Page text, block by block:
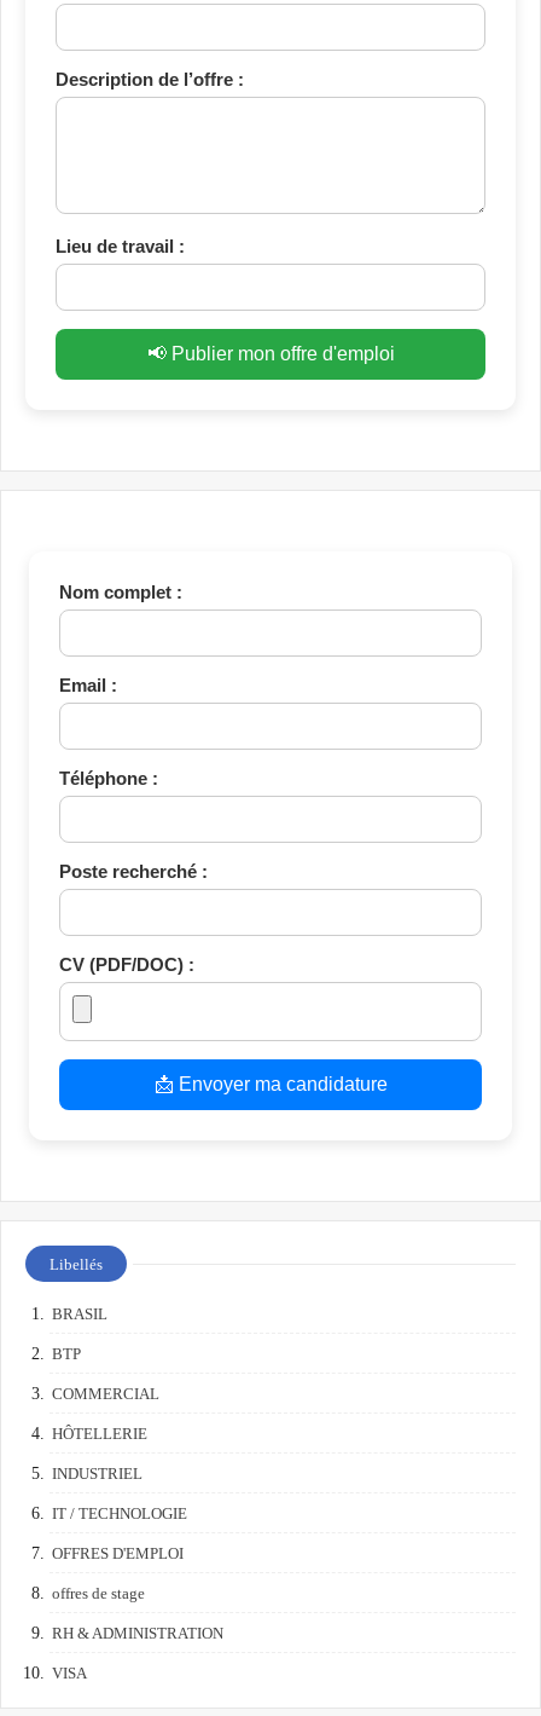
Description de l’offre :
Lieu de travail :
📢 Publier mon offre d'emploi
Nom complet :
Email :
Téléphone :
Poste recherché :
CV (PDF/DOC) :
📩 Envoyer ma candidature
Libellés
BRASIL
BTP
COMMERCIAL
HÔTELLERIE
INDUSTRIEL
IT / TECHNOLOGIE
OFFRES D'EMPLOI
offres de stage
RH & ADMINISTRATION
VISA